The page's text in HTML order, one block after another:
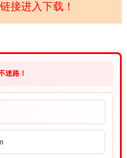
接进入下载！
迷路！